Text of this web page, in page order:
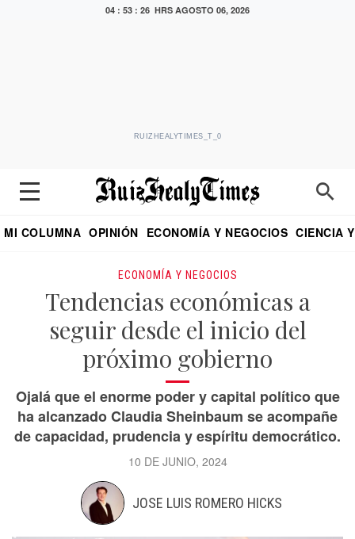
04 : 53 : 27 HRS AGOSTO 06, 2026
RUIZHEALYTIMES_T_0
MI COLUMNA OPINIÓN ECONOMÍA Y NEGOCIOS CIENCIA
ECONOMÍA Y NEGOCIOS
Tendencias económicas a
seguir desde el inicio del
próximo gobierno
Ojalá que el enorme poder y capital político que
ha alcanzado Claudia Sheinbaum se acompañe
de capacidad, prudencia y espíritu democrático.
10 DE JUNIO, 2024
JOSE LUIS ROMERO HICKS